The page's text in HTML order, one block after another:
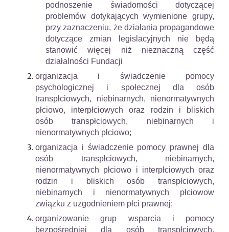
podnoszenie świadomości dotyczącej
problemów dotykających wymienione grupy,
przy zaznaczeniu, że działania propagandowe
dotyczące zmian legislacyjnych nie będą
stanowić więcej niż nieznaczną część
działalności Fundacji
organizacja i świadczenie pomocy
psychologicznej i społecznej dla osób
transpłciowych, niebinarnych, nienormatywnych
płciowo, interpłciowych oraz rodzin i bliskich
osób transpłciowych, niebinarnych i
nienormatywnych płciowo;
organizacja i świadczenie pomocy prawnej dla
osób transpłciowych, niebinarnych,
nienormatywnych płciowo i interpłciowych oraz
rodzin i bliskich osób transpłciowych,
niebinarnych i nienormatywnych płciowow
związku z uzgodnieniem płci prawnej;
organizowanie grup wsparcia i pomocy
bezpośredniej dla osób transpłciowych,